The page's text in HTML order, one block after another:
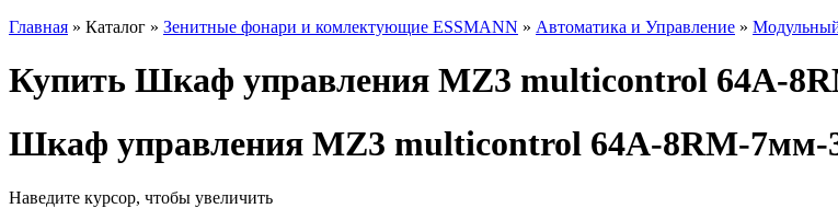
Главная » Каталог » Зенитные фонари и комлектующие ESSMANN » Автоматика и Управление »
Купить Шкаф управления MZ3 multicontrol 64A-
Шкаф управления MZ3 multicontrol 64A-8RM-7мм-
Наведите курсор, чтобы увеличить